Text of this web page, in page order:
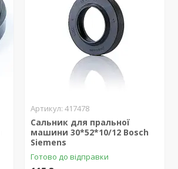
417478
Сальник для пральної
машини 30*52*10/12 Bosch
Siemens
Готово до відправки